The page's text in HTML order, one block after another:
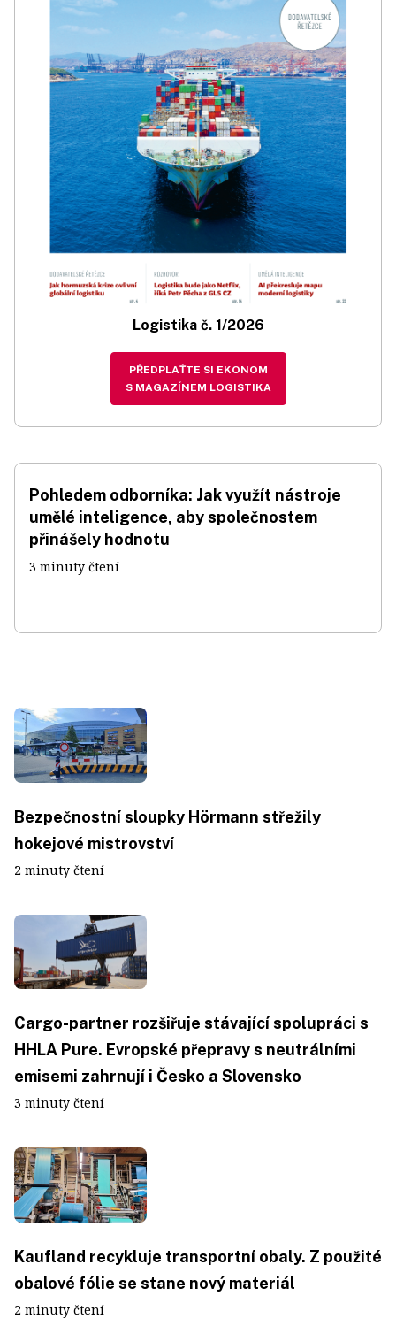
Logistika č. 1/2026
PŘEDPLAŤTE SI EKONOM
S MAGAZÍNEM LOGISTIKA
Pohledem odborníka: Jak využít nástroje
umělé inteligence, aby společnostem
přinášely hodnotu
3 minuty čtení
Bezpečnostní sloupky Hörmann střežily
hokejové mistrovství
2 minuty čtení
Cargo-partner rozšiřuje stávající spolupráci s
HHLA Pure. Evropské přepravy s neutrálními
emisemi zahrnují i Česko a Slovensko
3 minuty čtení
Kaufland recykluje transportní obaly. Z použité
obalové fólie se stane nový materiál
2 minuty čtení